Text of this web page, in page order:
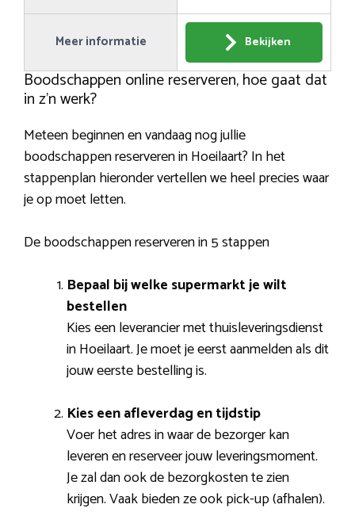
Meer informatie Bekijken
Boodschappen online reserveren, hoe gaat dat
in z’n werk?
Meteen beginnen en vandaag nog jullie
boodschappen reserveren in Hoeilaart? In het
stappenplan hieronder vertellen we heel precies waar
je op moet letten.
De boodschappen reserveren in 5 stappen
Bepaal bij welke supermarkt je wilt
bestellen
Kies een leverancier met thuisleveringsdienst
in Hoeilaart. Je moet je eerst aanmelden als dit
jouw eerste bestelling is.
Kies een afleverdag en tijdstip
Voer het adres in waar de bezorger kan
leveren en reserveer jouw leveringsmoment.
Je zal dan ook de bezorgkosten te zien
krijgen. Vaak bieden ze ook pick-up (afhalen).